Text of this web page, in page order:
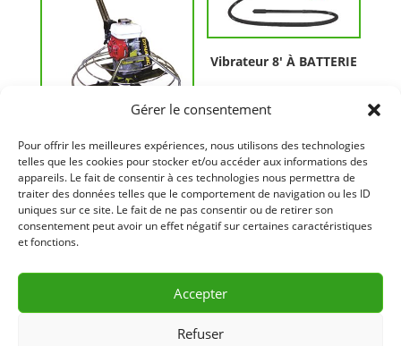
Gérer le consentement
Pour offrir les meilleures expériences, nous utilisons des technologies
telles que les cookies pour stocker et/ou accéder aux informations des
appareils. Le fait de consentir à ces technologies nous permettra de
traiter des données telles que le comportement de navigation ou les ID
uniques sur ce site. Le fait de ne pas consentir ou de retirer son
consentement peut avoir un effet négatif sur certaines caractéristiques
et fonctions.
Accepter
Refuser
POLISSEUSE 36″À
ESSENCE
Vibrateur 8′ À BATTERIE
Vibrateur 10′ Électrique Vibrateur 14′ Électrique